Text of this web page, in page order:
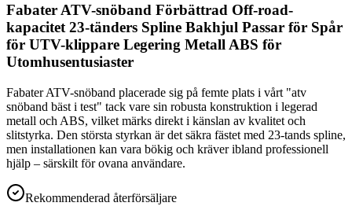
Fabater ATV-snöband Förbättrad Off-road-
kapacitet 23-tänders Spline Bakhjul Passar för Spår
för UTV-klippare Legering Metall ABS för
Utomhusentusiaster
Fabater ATV-snöband placerade sig på femte plats i vårt "atv
snöband bäst i test" tack vare sin robusta konstruktion i legerad
metall och ABS, vilket märks direkt i känslan av kvalitet och
slitstyrka. Den största styrkan är det säkra fästet med 23-tands spline,
men installationen kan vara bökig och kräver ibland professionell
hjälp – särskilt för ovana användare.
Rekommenderad återförsäljare